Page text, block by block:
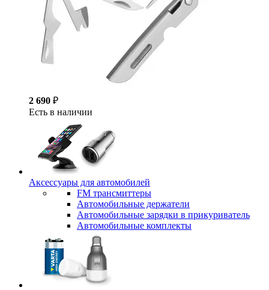
2 690 ₽
Есть в наличии
Аксессуары для автомобилей
FM трансмиттеры
Автомобильные держатели
Автомобильные зарядки в прикуриватель
Автомобильные комплекты